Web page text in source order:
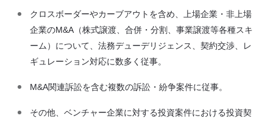
クロスボーダーやカーブアウトを含め、上場企業・非上場
企業のM&A（株式譲渡、合併・分割、事業譲渡等各種スキ
ーム）について、法務デューデリジェンス、契約交渉、レ
ギュレーション対応に数多く従事。
M&A関連訴訟を含む複数の訴訟・紛争案件に従事。
その他、ベンチャー企業に対する投資案件における投資契